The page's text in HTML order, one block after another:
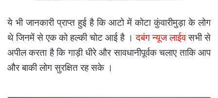
ये भी जानकारी प्राप्त हुई है कि आटो में कोटा कुंवारीमुड़ा के लोग
थे जिनमें से एक को हल्की चोट आई है ।दबंग न्यूज लाईवसभी से
अपील करता है कि गाड़ी धीरे और सावधानीपूर्वक चलाए ताकि आप
और बाकी लोग सुरक्षित रह सके ।